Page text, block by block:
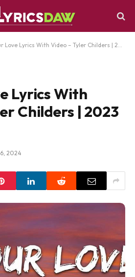
Love Lyrics With Video – Tyler Childers | 2023 Song
Lyrics With
Childers | 2023
2024